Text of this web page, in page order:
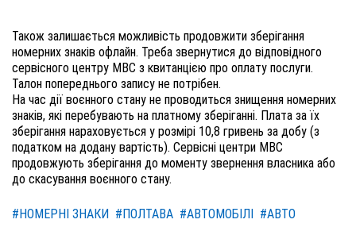
Також залишається можливість продовжити зберігання
номерних знаків офлайн. Треба звернутися до відповідного
сервісного центру МВС з квитанцією про оплату послуги.
Талон попереднього запису не потрібен.
На час дії воєнного стану не проводиться знищення номерних
знаків, які перебувають на платному зберіганні. Плата за їх
зберігання нараховується у розмірі 10,8 гривень за добу (з
податком на додану вартість). Сервісні центри МВС
продовжують зберігання до моменту звернення власника або
до скасування воєнного стану.
#НОМЕРНІ ЗНАКИ #ПОЛТАВА #АВТОМОБІЛІ #АВТО